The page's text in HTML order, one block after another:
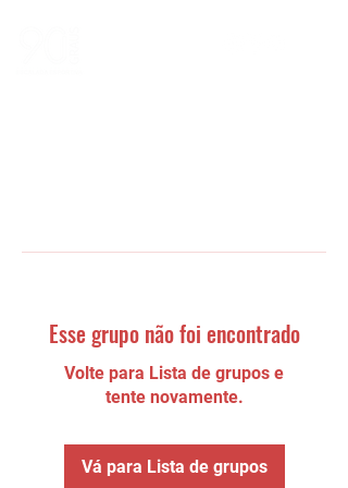
Esse grupo não foi encontrado
Volte para Lista de grupos e
tente novamente.
Vá para Lista de grupos